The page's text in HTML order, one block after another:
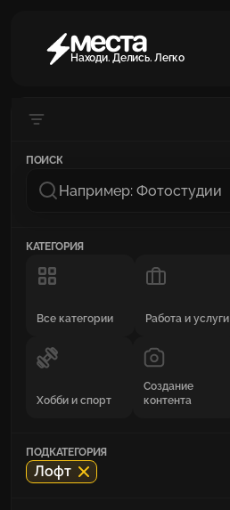
Находи. Делись. Легко
ПОИСК
КАТЕГОРИЯ
Все категории Работа и услуги
Хобби и спорт
Создание
контента
ПОДКАТЕГОРИЯ
Лофт